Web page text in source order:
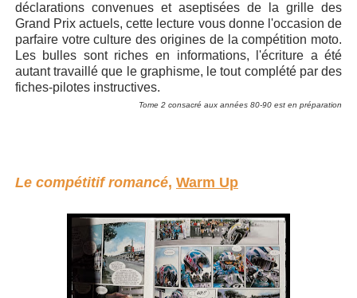
déclarations convenues et aseptisées de la grille des
Grand Prix actuels, cette lecture vous donne l'occasion de
parfaire votre culture des origines de la compétition moto.
Les bulles sont riches en informations, l'écriture a été
autant travaillé que le graphisme, le tout complété par des
fiches-pilotes instructives.
Tome 2 consacré aux années 80-90 est en préparation
Le compétitif romancé, Warm Up